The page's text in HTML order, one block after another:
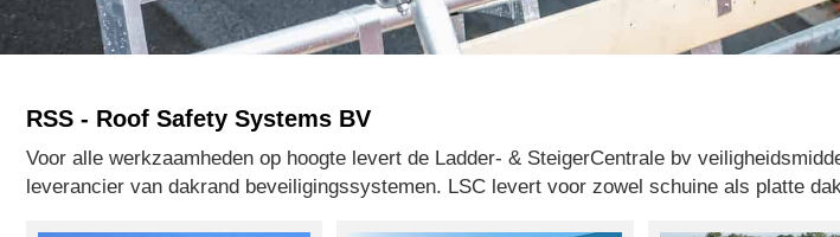
RSS - Roof Safety Systems BV
Voor alle werkzaamheden op hoogte levert de Ladder- & SteigerCentrale bv
leverancier van dakrand beveiligingssystemen. LSC levert voor zowel schuine als platte